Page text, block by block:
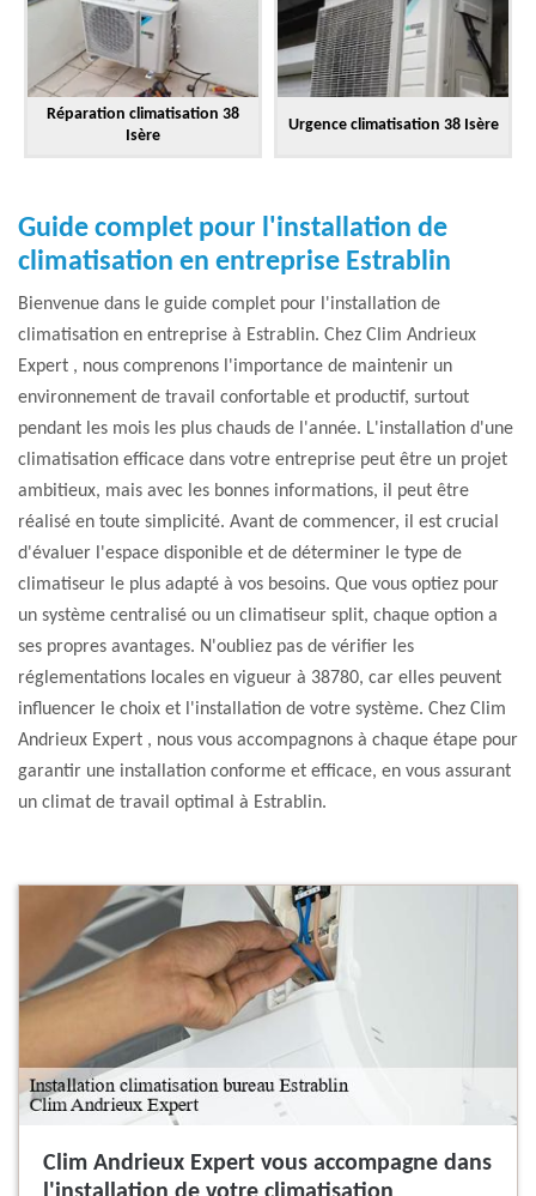
Réparation climatisation 38
Isère
Urgence climatisation 38 Isère
Guide complet pour l'installation de
climatisation en entreprise Estrablin
Bienvenue dans le guide complet pour l'installation de
climatisation en entreprise à Estrablin. Chez Clim Andrieux
Expert , nous comprenons l'importance de maintenir un
environnement de travail confortable et productif, surtout
pendant les mois les plus chauds de l'année. L'installation d'une
climatisation efficace dans votre entreprise peut être un projet
ambitieux, mais avec les bonnes informations, il peut être
réalisé en toute simplicité. Avant de commencer, il est crucial
d'évaluer l'espace disponible et de déterminer le type de
climatiseur le plus adapté à vos besoins. Que vous optiez pour
un système centralisé ou un climatiseur split, chaque option a
ses propres avantages. N'oubliez pas de vérifier les
réglementations locales en vigueur à 38780, car elles peuvent
influencer le choix et l'installation de votre système. Chez Clim
Andrieux Expert , nous vous accompagnons à chaque étape pour
garantir une installation conforme et efficace, en vous assurant
un climat de travail optimal à Estrablin.
Clim Andrieux Expert vous accompagne dans